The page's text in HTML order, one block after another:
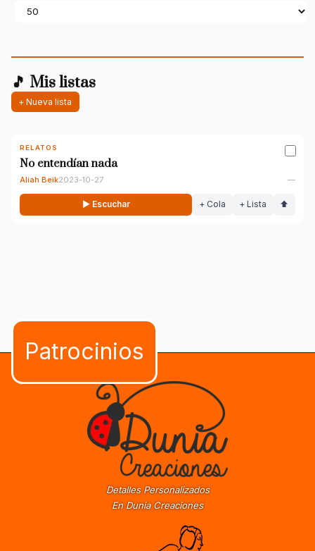
🎵 Mis listas
+ Nueva lista
RELATOS
No entendían nada
Aliah Beik2023-10-27 —
▶ Escuchar + Cola + Lista ⬆
Detalles Personalizados
En Dunia Creaciones